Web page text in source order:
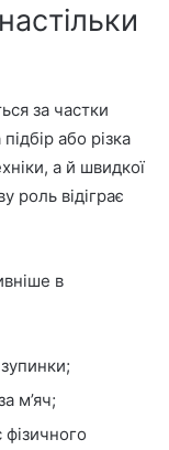
за частки
або різка
а й швидкої
роль відіграє
в
м’яч;